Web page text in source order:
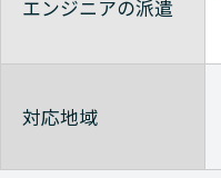
エンジニアの派遣
対応地域